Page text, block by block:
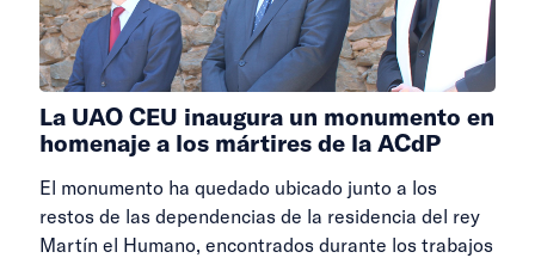
La UAO CEU inaugura un monumento en
homenaje a los mártires de la ACdP
El monumento ha quedado ubicado junto a los
restos de las dependencias de la residencia del rey
Martín el Humano, encontrados durante los trabajos